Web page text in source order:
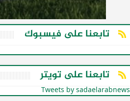
تابعنا على فيسبوك
تابعنا على تويتر
Tweets by sadaelarabnews